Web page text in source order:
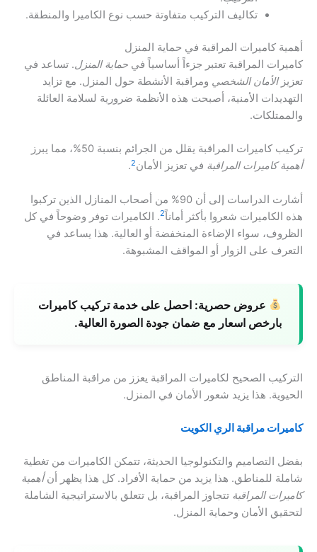
تكاليف التركيب متفاوتة حسب نوع الكاميرا والمنطقة.
أهمية كاميرات المراقبة في حماية المنزل
كاميرات المراقبة تعتبر جزءاً أساسياً في حماية المنزل. تساعد في
تعزيزالأمان الشخصي ومراقبة الأنشطة حول المنزل. مع تزايد
التهديدات الأمنية، أصبحت هذه الأنظمة ضرورية لسلامة العائلة
والممتلكات.
تركيب كاميرات المراقبة يقلل من الجرائم بنسبة 50%، مما يبرز
أهمية كاميرات المراقبة في تعزيز الأمان2
.
أشارت الدراسات إلى أن 90% من أصحاب المنازل الذين تركبوا
هذه الكاميرات شعروا بأكثر أماناً2. الكاميرات توفر وضوحاً في كل
الظروف، سواء الإضاءة المنخفضة أو العالية. هذا يساعد في
التعرف على الزوار أو المواقف المشبوهة.
عروض حصرية: احصل على خدمة تركيب كاميرات
بارخص اسعار مع ضمان جودة الصورة العالية.
التركيب الصحيح لكاميرات المراقبة يعزز من مراقبة المناطق
الحيوية. هذا يزيد شعور الأمان في المنزل.
كاميرات مراقبة الري الكويت
بفضل التصاميم والتكنولوجيا الحديثة، تتمكن الكاميرات من تغطية
شاملة للمناطق. هذا يزيد من حماية الأفراد. كل هذا يظهر أنأهمية
كاميرات المراقبة تتجاوز المراقبة، بل تتعلق بالاستراتيجية الشاملة
لتحقيق الأمان وحماية المنزل.